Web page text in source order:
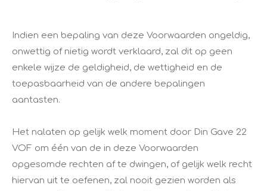
Indien een bepaling van deze Voorwaarden ongeldig,
onwettig of nietig wordt verklaard, zal dit op geen
enkele wijze de geldigheid, de wettigheid en de
toepasbaarheid van de andere bepalingen
aantasten.
Het nalaten op gelijk welk moment door Din Gave 22
VOF om één van de in deze Voorwaarden
opgesomde rechten af te dwingen, of gelijk welk recht
hiervan uit te oefenen, zal nooit gezien worden als